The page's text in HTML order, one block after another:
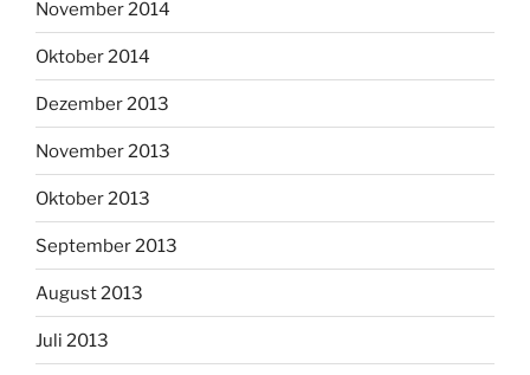
November 2014
Oktober 2014
Dezember 2013
November 2013
Oktober 2013
September 2013
August 2013
Juli 2013